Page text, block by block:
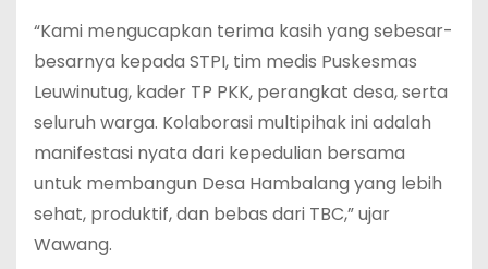
“Kami mengucapkan terima kasih yang sebesar-
besarnya kepada STPI, tim medis Puskesmas
Leuwinutug, kader TP PKK, perangkat desa, serta
seluruh warga. Kolaborasi multipihak ini adalah
manifestasi nyata dari kepedulian bersama
untuk membangun Desa Hambalang yang lebih
sehat, produktif, dan bebas dari TBC,” ujar
Wawang.